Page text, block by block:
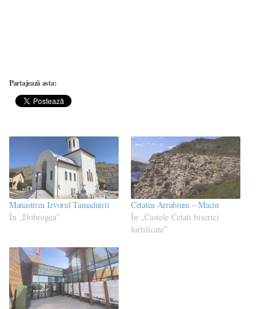
Partajează asta:
Manastirea Izvorul Tamaduirii
În „Dobrogea”
Cetatea Arrubium – Macin
În „Castele Cetati biserici
fortificate”